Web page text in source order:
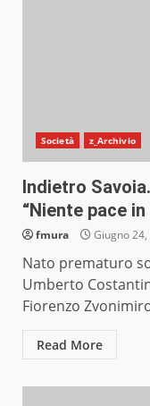
Società z_Archivio
Indietro
“Niente pace in
fmura Giugno
Nato prematuro
Umberto
Fiorenzo
Read More